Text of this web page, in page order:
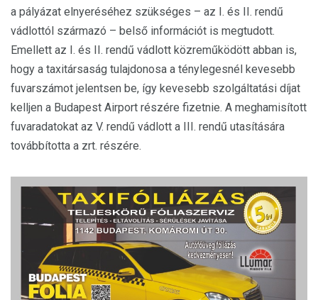
a pályázat elnyeréséhez szükséges – az I. és II. rendű
vádlottól származó – belső információt is megtudott.
Emellett az I. és II. rendű vádlott közreműködött abban is,
hogy a taxitársaság tulajdonosa a ténylegesnél kevesebb
fuvarszámot jelentsen be, így kevesebb szolgáltatási díjat
kelljen a Budapest Airport részére fizetnie. A meghamisított
fuvaradatokat az V. rendű vádlott a III. rendű utasítására
továbbította a zrt. részére.